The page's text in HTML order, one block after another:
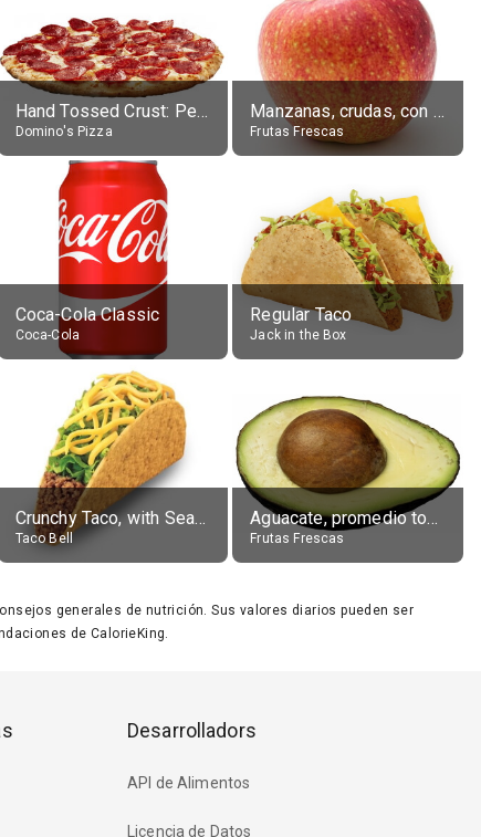
Hand Tossed Crust: Pepperoni Pizza (Large 14")
Domino's Pizza
Manzanas, crudas, con piel
Frutas Frescas
Coca-Cola Classic
Coca-Cola
Regular Taco
Jack in the Box
Crunchy Taco, with Seasoned Beef
Taco Bell
Aguacate, promedio todos variedades, crudo
Frutas Frescas
generales de nutrición. Sus valores diarios pueden ser
de CalorieKing.
Desarrolladors
API de Alimentos
Licencia de Datos